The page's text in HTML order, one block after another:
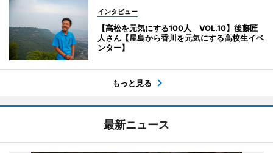
インタビュー
【高松を元気にする100人 VOL.10】後藤匠
人さん【屋島から香川を元気にする高校生イベ
ンター】
もっと見る
最新ニュース